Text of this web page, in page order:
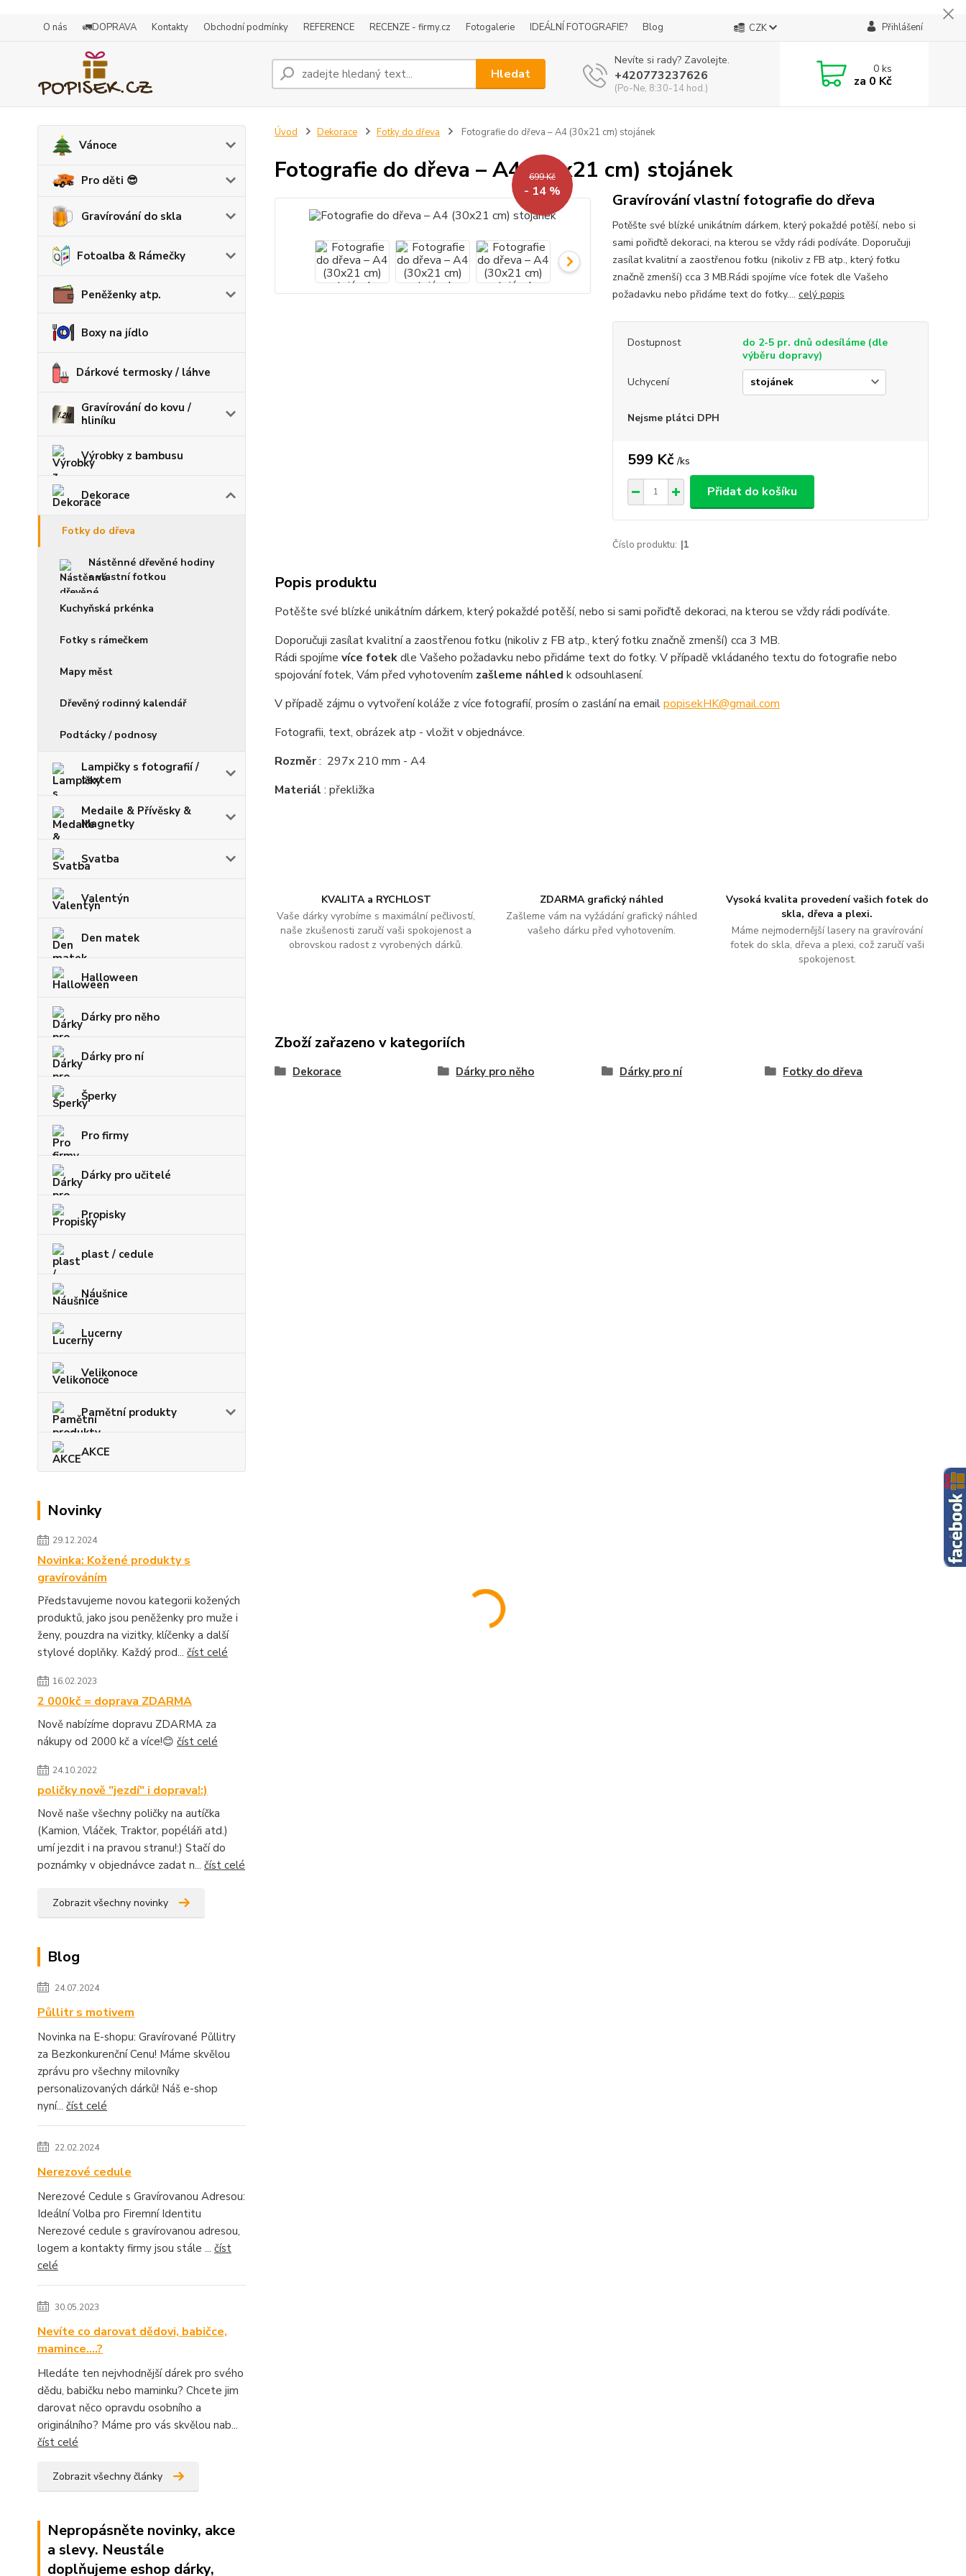
O nás 🚛DOPRAVA Kontakty Obchodní podmínky REFERENCE RECENZE - firmy.cz Fotogalerie IDEÁLNÍ FOTOGRAFIE? Blog CZK Přihlášení
Hledat
Nevíte si rady? Zavolejte.
+420773237626
(Po-Ne, 8:30-14 hod.)
0ks
za 0 Kč
Vánoce
Pro děti 😎
Gravírování do skla
Fotoalba & Rámečky
Peněženky atp.
Boxy na jídlo
Dárkové termosky / láhve
Gravírování do kovu /
hliníku
Výrobky z bambusu
Dekorace
Fotky do dřeva
Nástěnné dřevěné hodiny
s vlastní fotkou
Kuchyňská prkénka
Fotky s rámečkem
Mapy měst
Dřevěný rodinný kalendář
Podtácky / podnosy
Lampičky s fotografií /
textem
Medaile & Přívěsky &
Magnetky
Svatba
Valentýn
Den matek
Halloween
Dárky pro něho
Dárky pro ní
Šperky
Pro firmy
Dárky pro učitelé
Propisky
plast / cedule
Náušnice
Lucerny
Velikonoce
Pamětní produkty
AKCE
Novinky
29.12.2024
Novinka: Kožené produkty s
gravírováním
Představujeme novou kategorii kožených
produktů, jako jsou peněženky pro muže i
ženy, pouzdra na vizitky, klíčenky a další
stylové doplňky. Každý prod... číst celé
16.02.2023
2 000kč = doprava ZDARMA
Nově nabízíme dopravu ZDARMA za
nákupy od 2000 kč a více!😊 číst celé
24.10.2022
poličky nově "jezdí" i doprava!:)
Nově naše všechny poličky na autíčka
(Kamion, Vláček, Traktor, popéláři atd.)
umí jezdit i na pravou stranu!:) Stačí do
poznámky v objednávce zadat n... číst celé
Zobrazit všechny novinky
Blog
24.07.2024
Půllitr s motivem
Novinka na E-shopu: Gravírované Půllitry
za Bezkonkurenční Cenu! Máme skvělou
zprávu pro všechny milovníky
personalizovaných dárků! Náš e-shop
nyní... číst celé
22.02.2024
Nerezové cedule
Nerezové Cedule s Gravírovanou Adresou:
Ideální Volba pro Firemní Identitu
Nerezové cedule s gravírovanou adresou,
logem a kontakty firmy jsou stále ... číst
celé
30.05.2023
Nevíte co darovat dědovi, babičce,
mamince....?
Hledáte ten nejvhodnější dárek pro svého
dědu, babičku nebo maminku? Chcete jim
darovat něco opravdu osobního a
originálního? Máme pro vás skvělou nab...
číst celé
Zobrazit všechny články
Nepropásněte novinky, akce
a slevy. Neustále
doplňujeme eshop dárky,
Úvod Dekorace Fotky do dřeva Fotografie do dřeva – A4 (30x21 cm) stojánek
Fotografie do dřeva – A4 (30x21 cm) stojánek
699 Kč
- 14 % Gravírování vlastní fotografie do dřeva
Potěšte své blízké unikátním dárkem, který pokaždé potěší, nebo si
sami pořiďtě dekoraci, na kterou se vždy rádi podíváte. Doporučuji
zasílat kvalitní a zaostřenou fotku (nikoliv z FB atp., který fotku
značně zmenší) cca 3 MB.Rádi spojíme více fotek dle Vašeho
požadavku nebo přidáme text do fotky.... celý popis
Dostupnost
do 2-5 pr. dnů odesíláme (dle
výběru dopravy)
Uchycení
Nejsme plátci DPH
599 Kč /ks
Přidat do košíku
Číslo produktu: |1
KVALITA a RYCHLOST
Vaše dárky vyrobíme s maximální pečlivostí,
naše zkušenosti zaručí vaši spokojenost a
obrovskou radost z vyrobených dárků.
ZDARMA grafický náhled
Zašleme vám na vyžádání grafický náhled
vašeho dárku před vyhotovením.
Vysoká kvalita provedení vašich fotek do
skla, dřeva a plexi.
Máme nejmodernější lasery na gravírování
fotek do skla, dřeva a plexi, což zaručí vaši
spokojenost.
Popis produktu
Potěšte své blízké unikátním dárkem, který pokaždé potěší, nebo si sami pořiďtě dekoraci, na kterou se vždy rádi podíváte.
Doporučuji zasílat kvalitní a zaostřenou fotku (nikoliv z FB atp., který fotku značně zmenší) cca 3 MB.
Rádi spojíme více fotekdle Vašeho požadavku nebo přidáme text do fotky. V případě vkládaného textu do fotografie nebo
spojování fotek, Vám před vyhotovením zašleme náhled k odsouhlasení.
V případě zájmu o vytvoření koláže z více fotografií, prosím o zaslání na emailpopisekHK@gmail.com
Fotografii, text, obrázek atp - vložit v objednávce.
Rozměr: 297x 210 mm - A4
Materiál : překližka
Zboží zařazeno v kategoriích
Dekorace Dárky pro něho Dárky pro ní Fotky do dřeva